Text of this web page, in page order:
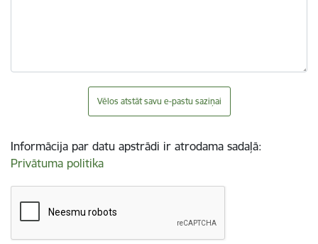
Vēlos atstāt savu e-pastu saziņai
Informācija par datu apstrādi ir atrodama sadaļā:
Privātuma politika